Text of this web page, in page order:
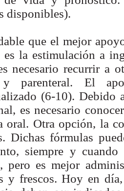
disponibles).
que el mejor
es la estimulación a
necesario recurrir a
y parenteral. El
(6-10). Debido
es necesario
oral. Otra opción, la
Dichas fórmulas
siempre y
pero es mejor
y frescos. Hoy en